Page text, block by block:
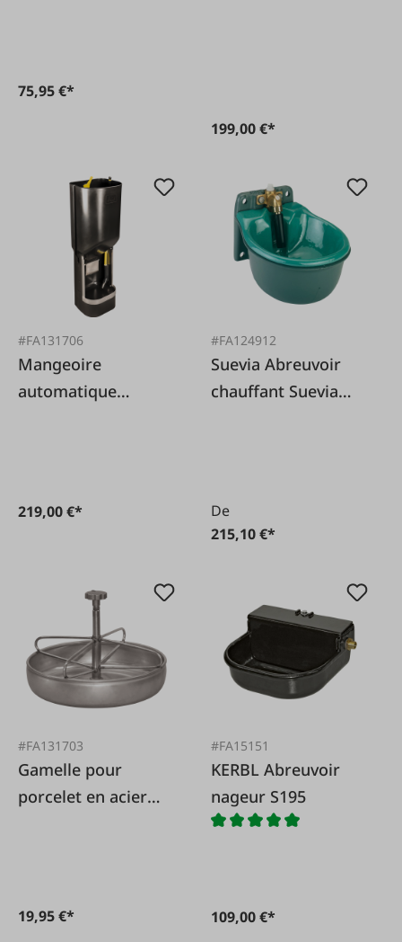
75,95 €*
199,00 €*
#FA131706
Mangeoire
automatique
219,00 €*
#FA124912
Suevia Abreuvoir
chauffant Suevia
De
215,10 €*
#FA131703
Gamelle pour
porcelet en acier
19,95 €*
#FA15151
KERBL Abreuvoir
nageur S195
109,00 €*